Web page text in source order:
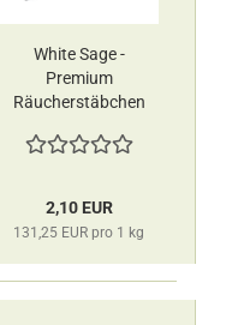
White Sage -
Premium
Räucherstäbchen
2,10 EUR
131,25 EUR pro 1 kg